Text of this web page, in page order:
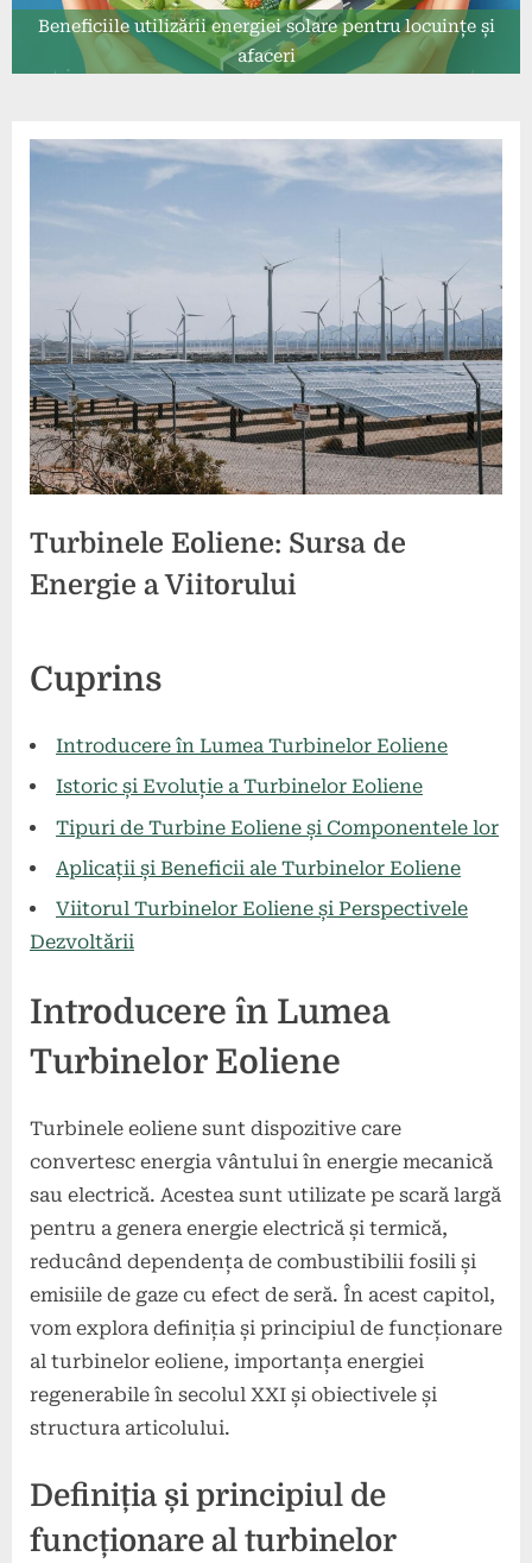
Beneficiile utilizării energiei solare pentru locuințe și
afaceri
Turbinele Eoliene: Sursa de
Energie a Viitorului
on
mai
comentariila
Eoliene:
de
Energie
Viitorului
Cuprins
Introducere în Lumea Turbinelor Eoliene
Istoric și Evoluție a Turbinelor Eoliene
Tipuri de Turbine Eoliene și Componentele lor
Aplicații și Beneficii ale Turbinelor Eoliene
Viitorul Turbinelor Eoliene și Perspectivele
Dezvoltării
Introducere în Lumea
Turbinelor Eoliene
Turbinele eoliene sunt dispozitive care
convertesc energia vântului în energie mecanică
sau electrică. Acestea sunt utilizate pe scară largă
pentru a genera energie electrică și termică,
reducând dependența de combustibilii fosili și
emisiile de gaze cu efect de seră. În acest capitol,
vom explora definiția și principiul de funcționare
al turbinelor eoliene, importanța energiei
regenerabile în secolul XXI și obiectivele și
structura articolului.
Definiția și principiul de
funcționare al turbinelor